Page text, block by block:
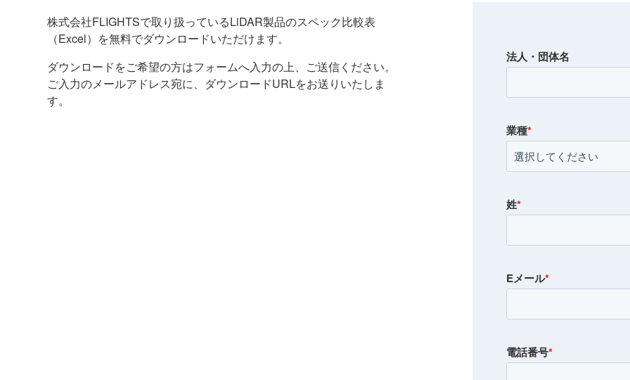
株式会社FLIGHTSで取り扱っているLiDAR製品のスペック比較表
（Excel）を無料でダウンロードいただけます。
ダウンロードをご希望の方はフォームへ入力の上、ご送信ください。
ご入力のメールアドレス宛に、ダウンロードURLをお送りいたしま
す。
法人・団体名
業種*
姓*
Eメール*
電話番号*